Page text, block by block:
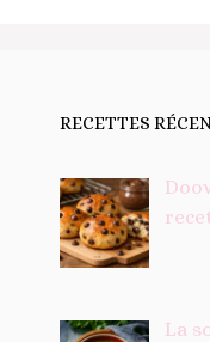
RECETTES
La